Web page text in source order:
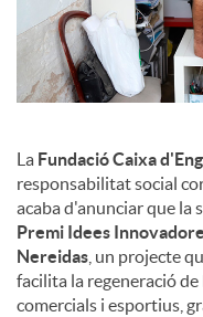
u
t
s
La Fundació Caixa
responsabilitat social
acaba d'anunciar que la
Premi Idees
Nereidas , un projecte
facilita la regeneració
comercials i esportius,